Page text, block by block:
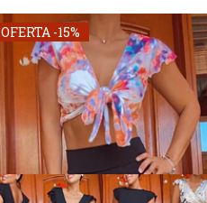
OFERTA -15%